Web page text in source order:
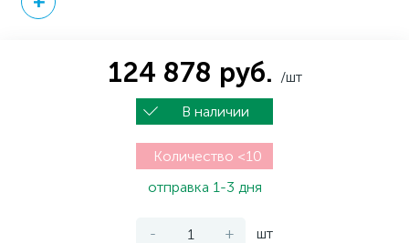
124 878 руб. /шт
В наличии
Количество <10
отправка 1-3 дня
- + шт